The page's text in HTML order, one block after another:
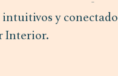
LA GUÍA
de
intuitivos y
Interior.